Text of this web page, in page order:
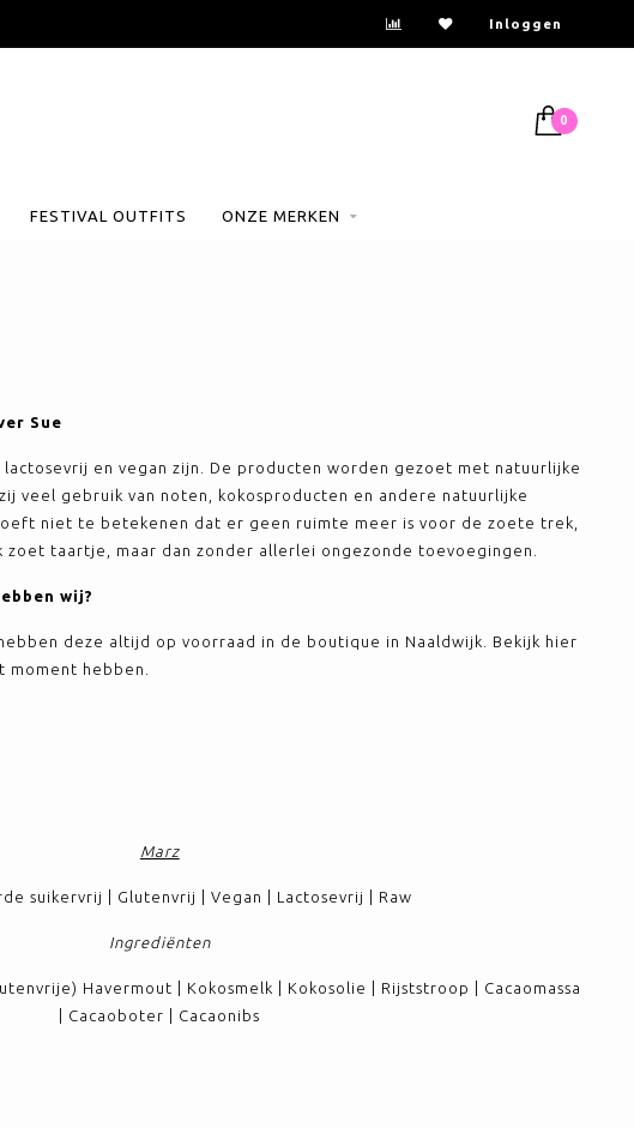
Inloggen
0
FESTIVAL OUTFITS ONZE MERKEN
Sue
en vegan zijn. De producten worden gezoet met natuurlijke
veel gebruik van noten, kokosproducten en andere natuurlijke
niet te betekenen dat er geen ruimte meer is voor de zoete trek,
taartje, maar dan zonder allerlei ongezonde toevoegingen.
wij?
deze altijd op voorraad in de boutique in Naaldwijk. Bekijk hier
hebben.
Marz
suikervrij | Glutenvrij | Vegan | Lactosevrij | Raw
Ingrediënten
Havermout | Kokosmelk | Kokosolie | Rijststroop | Cacaomassa
| Cacaoboter | Cacaonibs